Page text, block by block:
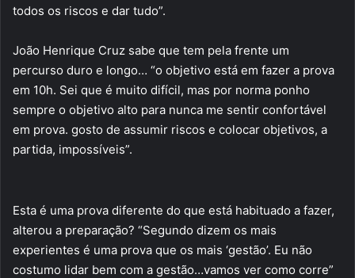
todos os riscos e dar tudo”.
João Henrique Cruz sabe que tem pela frente um
percurso duro e longo… “o objetivo está em fazer a prova
em 10h. Sei que é muito difícil, mas por norma ponho
sempre o objetivo alto para nunca me sentir confortável
em prova. gosto de assumir riscos e colocar objetivos, a
partida, impossíveis”.
Esta é uma prova diferente do que está habituado a fazer,
alterou a preparação? “Segundo dizem os mais
experientes é uma prova que os mais ‘gestão’. Eu não
costumo lidar bem com a gestão…vamos ver como corre”